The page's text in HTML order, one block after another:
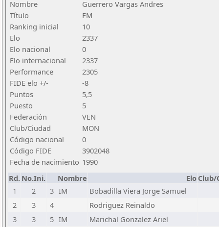
Nombre
Guerrero Vargas Andres
Título
FM
Ranking inicial
10
Elo
2337
Elo nacional
0
Elo internacional
2337
Performance
2305
FIDE elo +/-
-8
Puntos
5,5
Puesto
5
Federación
VEN
Club/Ciudad
MON
Código nacional
0
Código FIDE
3902048
Fecha de nacimiento 1990
Rd. No.Ini. Nombre Elo Club/
1
2 3 IM
Bobadilla Viera Jorge Samuel
2
3 4
Rodriguez Reinaldo
3
3 5 IM
Marichal Gonzalez Ariel